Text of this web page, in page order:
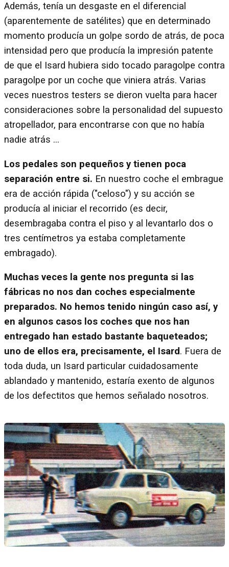
Además, tenía un desgaste en el diferencial
(aparentemente de satélites) que en determinado
momento producía un golpe sordo de atrás, de poca
intensidad pero que producía la impresión patente
de que el Isard hubiera sido tocado paragolpe contra
paragolpe por un coche que viniera atrás. Varias
veces nuestros testers se dieron vuelta para hacer
consideraciones sobre la personalidad del supuesto
atropellador, para encontrarse con que no había
nadie atrás ...
Los pedales son pequeños y tienen poca
separación entre si. En nuestro coche el embrague
era de acción rápida ("celoso") y su acción se
producía al iniciar el recorrido (es decir,
desembragaba contra el piso y al levantarlo dos o
tres centímetros ya estaba completamente
embragado).
Muchas veces la gente nos pregunta si las
fábricas no nos dan coches especialmente
preparados. No hemos tenido ningún caso así, y
en algunos casos los coches que nos han
entregado han estado bastante baqueteados;
uno de ellos era, precisamente, el Isard. Fuera de
toda duda, un Isard particular cuidadosamente
ablandado y mantenido, estaría exento de algunos
de los defectitos que hemos señalado nosotros.